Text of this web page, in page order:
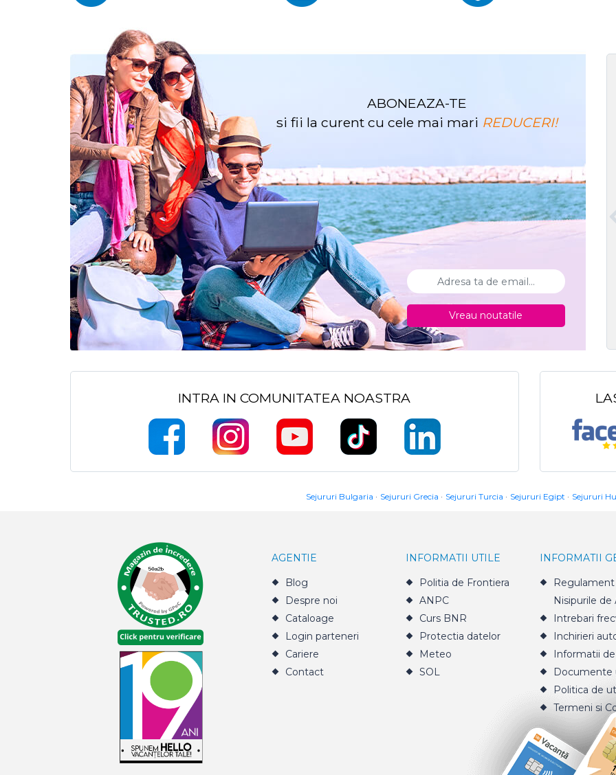
ABONEAZA-TE
si fii la curent cu cele mai mari REDUCERI!
Vreau noutatile
INTRA IN COMUNITATEA NOASTRA
Sejururi Bulgaria Sejururi Grecia Sejururi Turcia Sejururi Egipt Sejururi
AGENTIE
Blog
Despre noi
Cataloage
Login parteneri
Cariere
Contact
INFORMATII UTILE
Politia de Frontiera
ANPC
Curs BNR
Protectia datelor
Meteo
SOL
INFORMATII
Regulament
Nisipurile de
Intrebari
Inchirieri
Informatii
Documente
Politica de
Termeni si